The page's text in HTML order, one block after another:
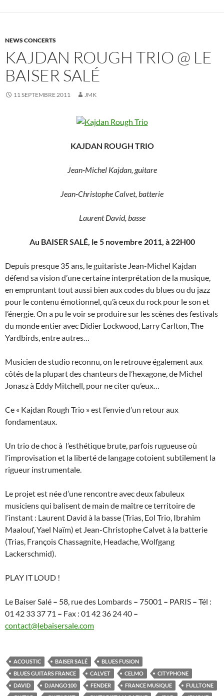
NEWS CONCERTS
KAJDAN ROUGH TRIO @ LE
BAISER SALÉ
11 SEPTEMBRE 2011 JMK
KAJDAN ROUGH TRIO
Jean-Michel Kajdan, guitare
Jean-Christophe Calvet, batterie
Laurent David, basse
Au BAISER SALÉ, le 5 novembre 2011, à 22H00
Depuis presque 35 ans, le guitariste Jean-Michel Kajdan
défend sa vision d’une certaine interprétation de la musique,
en empruntant tout aussi bien aux codes du blues ou du jazz
pour le contenu émotionnel, qu’à ceux du rock pour le son et
l’énergie. On a pu le voir se produire sur les scènes des festivals
du monde entier avec Didier Lockwood, Larry Carlton, The
Yardbirds, entre autres…
Musicien de studio reconnu, on le retrouve également aux
côtés de la plupart des chanteurs de l’hexagone, de Michel
Jonasz à Eddy Mitchell, pour ne citer qu’eux…
Ce « Kajdan Rough Trio » est l’envie d’un retour aux
fondamentaux.
Un trio de choc à l’esthétique brute, parfois rugueuse où
l’improvisation et la liberté de langage cotoient subtilement la
rigueur instrumentale.
Le projet est née d’une rencontre avec deux fabuleux
musiciens qui balisent de main de maître ce territoire de
l’instant : Laurent David à la basse (Trias, Eol Trio, Ibrahim
Maalouf, Yael Naïm) et Jean-Christophe Calvet à la batterie
(Trias, François Chassagnite, Headache, Wolfgang
Lackerschmid).
PLAY IT LOUD !
Le Baiser Salé – 58, rue des Lombards – 75001 – PARIS – Tél :
01 42 33 37 71 – Fax : 01 42 36 24 40 –
contact@lebaisersale.com
ACOUSTIC BAISER SALÉ
BLUES FUSION
BLUES GUITARS FRANCE
CALVET CELMO
CITYPHONE
DAVID
DJANGO100 FENDER FRANCE MUSIQUE
FULLTONE